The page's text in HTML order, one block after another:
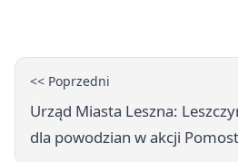
<< Poprzedni
Urząd Miasta Leszna:
dla powodzian w akcji